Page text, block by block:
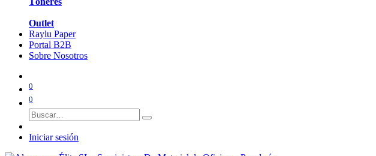
Outlet
Raylu Paper
Portal B2B
Sobre Nosotros
0
0
Iniciar sesión